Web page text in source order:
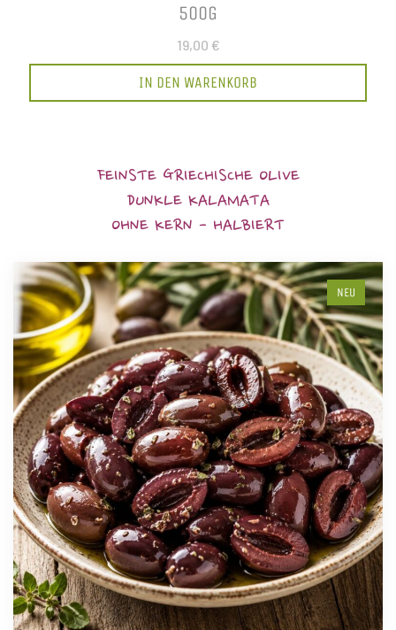
500G
19,00 €
IN DEN WARENKORB
FEINSTE GRIECHISCHE OLIVE
DUNKLE KALAMATA
OHNE KERN - HALBIERT
NEU